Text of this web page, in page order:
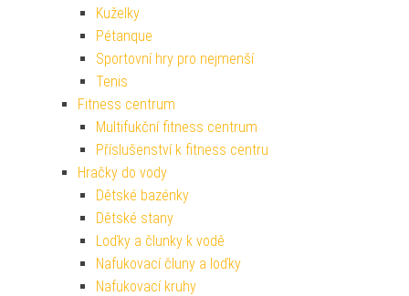
Kuželky
Pétanque
Sportovní hry pro nejmenší
Tenis
Fitness centrum
Multifukční fitness centrum
Příslušenství k fitness centru
Hračky do vody
Dětské bazénky
Dětské stany
Loďky a člunky k vodě
Nafukovací čluny a loďky
Nafukovací kruhy